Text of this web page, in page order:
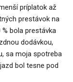
príplatok až
prestávok na
bola prestávka
dodávkou,
sa moja spotreba
bol tesne pod